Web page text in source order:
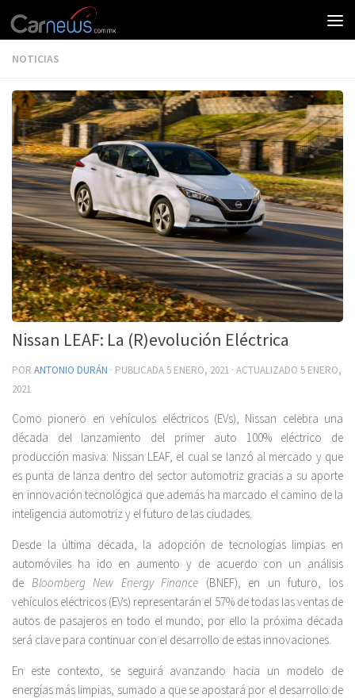
NOTICIAS
Nissan LEAF: La (R)evolución Eléctrica
POR ANTONIO DURÁN · PUBLICADA5 ENERO, 2021 · ACTUALIZADO 5 ENERO,
2021
Como pionero en vehículos eléctricos (EVs), Nissan celebra una
década del lanzamiento del primer auto 100% eléctrico de
producción masiva: Nissan LEAF, el cual se lanzó al mercado y que
es punta de lanza dentro del sector automotriz gracias a su aporte
en innovación tecnológica que además ha marcado el camino de la
inteligencia automotriz y el futuro de las ciudades.
Desde la última década, la adopción de tecnologías limpias en
automóviles ha ido en aumento y de acuerdo con un análisis
de Bloomberg New Energy Finance (BNEF), en un futuro, los
vehículos eléctricos (EVs) representarán el 57% de todas las ventas de
autos de pasajeros en todo el mundo, por ello la próxima década
será clave para continuar con el desarrollo de estas innovaciones.
En este contexto, se seguirá avanzando hacia un modelo de
energías más limpias, sumado a que se apostará por el desarrollo de